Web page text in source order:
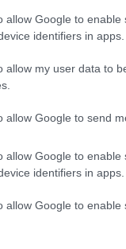
allow Google to
identifiers in apps.
allow my user data to
allow Google to send
allow Google to
identifiers in apps.
allow Google to
elektromos
hogy kitiltják a
figyelj,